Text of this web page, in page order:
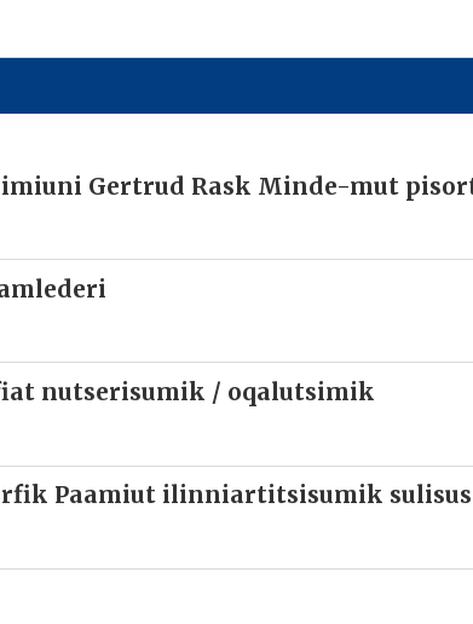
Gertrud Rask Minde-mut
nutserisumik / oqalutsimik
Paamiut ilinniartitsisumik